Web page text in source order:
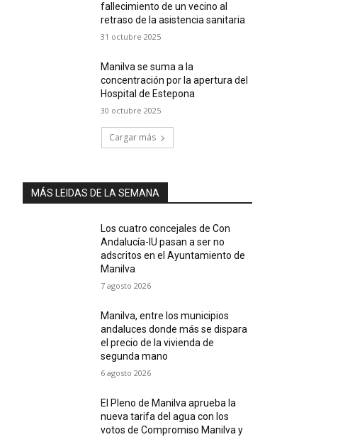
fallecimiento de un vecino al
retraso de la asistencia sanitaria
31 octubre 2025
Manilva se suma a la
concentración por la apertura del
Hospital de Estepona
30 octubre 2025
Cargar más
MÁS LEIDAS DE LA SEMANA
Los cuatro concejales de Con
Andalucía-IU pasan a ser no
adscritos en el Ayuntamiento de
Manilva
7 agosto 2026
Manilva, entre los municipios
andaluces donde más se dispara
el precio de la vivienda de
segunda mano
6 agosto 2026
El Pleno de Manilva aprueba la
nueva tarifa del agua con los
votos de Compromiso Manilva y